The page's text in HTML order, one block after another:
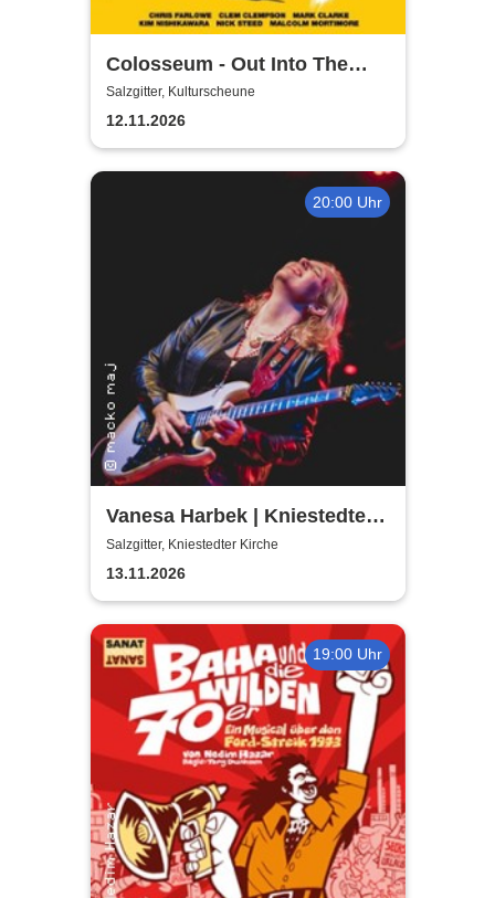
Colosseum - Out Into The
Fields
Salzgitter, Kulturscheune
12.11.2026
20:00 Uhr
Vanesa Harbek | Kniestedter
Kirche
Salzgitter, Kniestedter Kirche
13.11.2026
19:00 Uhr